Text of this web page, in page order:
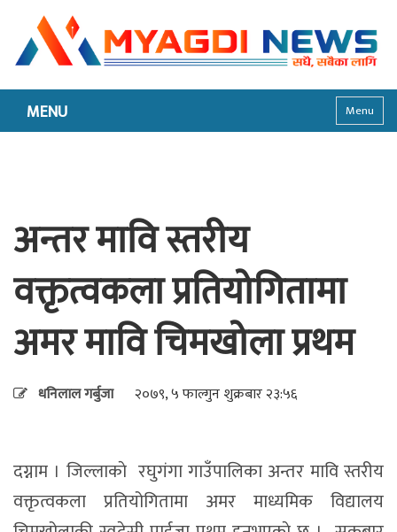
MENU Menu
अन्तर मावि स्तरीय
वक्तृत्वकला प्रतियोगितामा
अमर मावि चिमखोला प्रथम
धनिलाल गर्बुजा २०७९, ५ फाल्गुन शुक्रबार २३:५६
दग्नाम । जिल्लाकाे रघुगंगा गाउँपालिका अन्तर मावि स्तरीय
वक्तृत्वकला प्रतियोगितामा अमर माध्यमिक विद्यालय